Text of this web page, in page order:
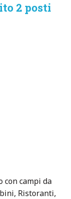
2 posti
con campi da
Ristoranti,